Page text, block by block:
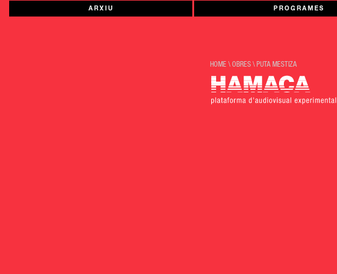
ARXIU PROGRAMES
HOME\OBRES\ PUTA MESTIZA